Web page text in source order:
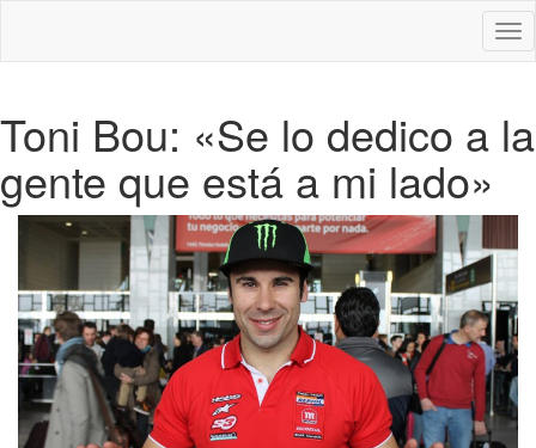
Toni Bou: «Se lo dedico a la
gente que está a mi lado»